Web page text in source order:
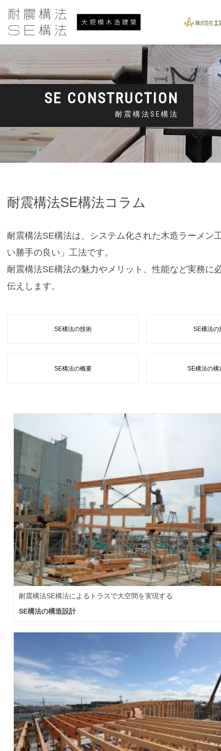
SE CONSTRUCTION
耐震構法SE構法
耐震構法SE構法コラム
耐震構法SE構法は、システム化された木造ラーメン
い勝手の良い」工法です。
耐震構法SE構法の魅力やメリット、性能など実務に
伝えします。
SE構法の技術 SE構法の
SE構法の概要 SE構法の構
耐震構法SE構法によるトラスで大空間を実現する
SE構法の構造設計